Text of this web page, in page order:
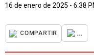
16 de enero de 2025 - 6:38
COMPARTIR ...